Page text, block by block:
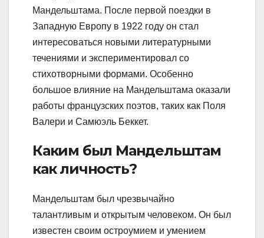
Мандельштама. После первой поездки в
Западную Европу в 1922 году он стал
интересоваться новыми литературными
течениями и экспериментировал со
стихотворными формами. Особенно
большое влияние на Мандельштама оказали
работы французских поэтов, таких как Поля
Валери и Самюэль Беккет.
Каким был Мандельштам
как личность?
Мандельштам был чрезвычайно
талантливым и открытым человеком. Он был
известен своим остроумием и умением